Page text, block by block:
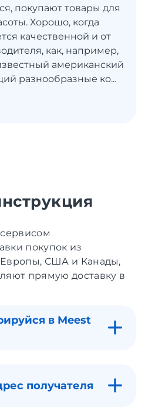
покупают товары для
Хорошо, когда
качественной и от
как, например,
американский
разнообразные ко...
покупок из
Европы, США и Канады,
прямую доставку в
в Meest
получателя